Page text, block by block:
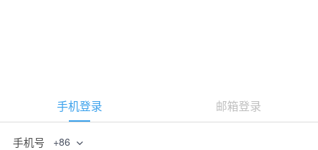
手机登录 邮箱登录
手机号 +86